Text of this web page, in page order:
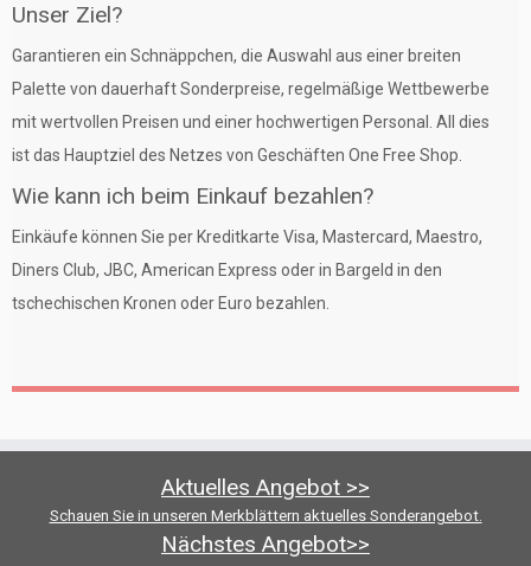
Unser Ziel?
Garantieren ein Schnäppchen, die Auswahl aus einer breiten
Palette von dauerhaft Sonderpreise, regelmäßige Wettbewerbe
mit wertvollen Preisen und einer hochwertigen Personal. All dies
ist das Hauptziel des Netzes von Geschäften One Free Shop.
Wie kann ich beim Einkauf bezahlen?
Einkäufe können Sie per Kreditkarte Visa, Mastercard, Maestro,
Diners Club, JBC, American Express oder in Bargeld in den
tschechischen Kronen oder Euro bezahlen.
Aktuelles Angebot >>
Schauen Sie in unseren Merkblättern aktuelles Sonderangebot.
Nächstes Angebot>>